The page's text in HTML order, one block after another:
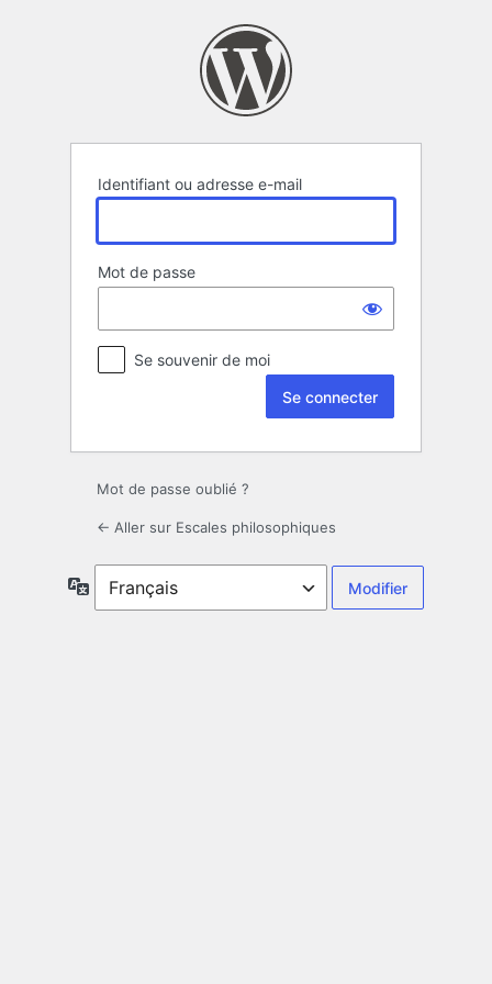
Identifiant ou adresse e-mail
Mot de passe
Se souvenir de moi
Mot de passe oublié ?
← Aller sur Escales philosophiques
Langue